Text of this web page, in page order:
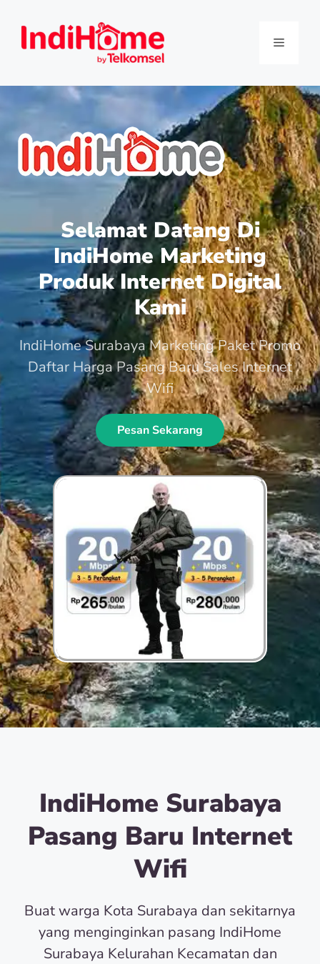
Selamat Datang Di
IndiHome Marketing
Produk Internet Digital
Kami
IndiHome Surabaya Marketing Paket Promo
Daftar Harga Pasang Baru Sales Internet
Wifi
Pesan Sekarang
IndiHome Surabaya
Pasang Baru Internet
Wifi
Buat warga Kota Surabaya dan sekitarnya
yang menginginkan pasang IndiHome
Surabaya Kelurahan Kecamatan dan